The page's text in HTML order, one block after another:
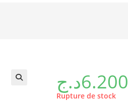
6.200د.ج
Rupture de stock